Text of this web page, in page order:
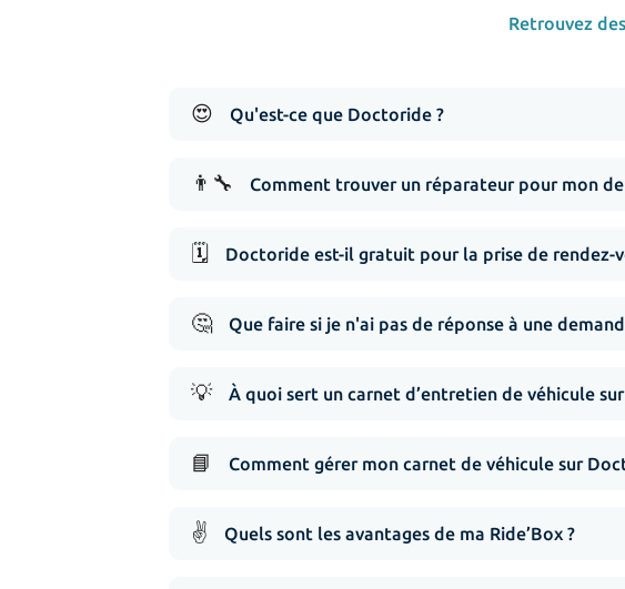
Retrouvez
😍 Qu'est-ce que Doctoride ?
👨‍🔧 Comment trouver un réparateur pour mon
🗓️ Doctoride est-il gratuit pour la prise de rendez-
🤔 Que faire si je n'ai pas de réponse à une
💡 À quoi sert un carnet d’entretien de véhicule
📘 Comment gérer mon carnet de véhicule sur
✌️ Quels sont les avantages de ma Ride’Box ?